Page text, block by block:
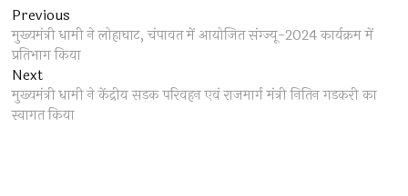
Post
navigation
Previous
post:
मुख्यमंत्री धामी ने लोहाघाट, चंपावत में आयोजित संग्ज्यू-2024 कार्यक्रम में
प्रतिभाग किया
NextNext
post:
मुख्यमंत्री धामी ने केंद्रीय सड़क परिवहन एवं राजमार्ग मंत्री नितिन गडकरी का
स्वागत किया